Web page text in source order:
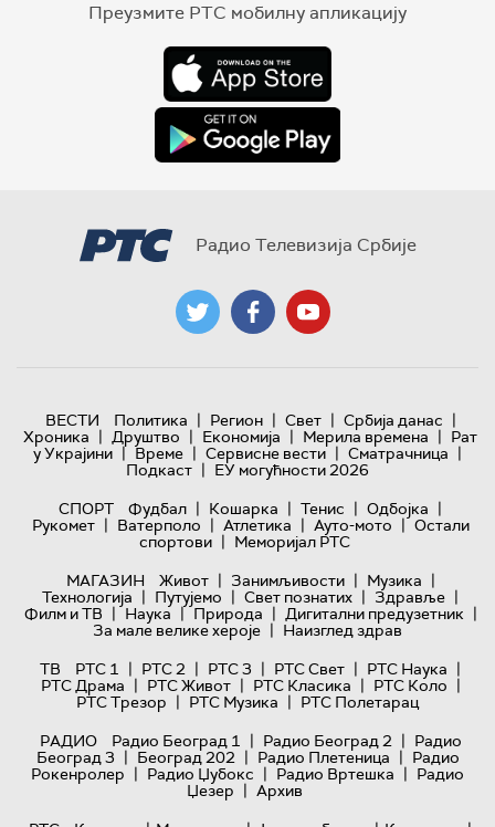
Преузмите РТС мобилну апликацију
Радио Телевизија Србије
ВЕСТИ Политика | Регион | Свет | Србија данас |
Хроника | Друштво | Економија | Мерила времена | Рат
у Украјини | Време | Сервисне вести | Сматрачница |
Подкаст | ЕУ могућности 2026
СПОРТ
Фудбал | Кошарка | Тенис | Одбојка |
Рукомет | Ватерполо | Атлетика | Ауто-мото | Остали
спортови | Меморијал РТС
МАГАЗИН
Живот | Занимљивости | Музика |
Технологијa | Путујемо | Свет познатих | Здравље |
Филм и ТВ | Наука | Природа | Дигитални предузетник |
За мале велике хероје | Наизглед здрав
ТВ
РТС 1 | РТС 2 | РТС 3 | РТС Свет | РТС Наука |
РТС Драма | РТС Живот | РТС Класика | РТС Коло |
РТС Трезор | РТС Музика | РТС Полетарац
РАДИО
Радио Београд 1 | Радио Београд 2 | Радио
Београд 3 | Београд 202 | Радио Плетеница | Радио
Рокенролер | Радио Џубокс | Радио Вртешка | Радио
Џезер | Архив